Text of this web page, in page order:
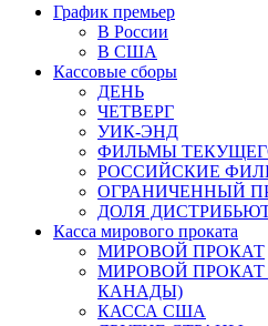
График премьер
В России
В США
Кассовые сборы
ДЕНЬ
ЧЕТВЕРГ
УИК-ЭНД
ФИЛЬМЫ
РОССИЙСКИЕ
ОГРАНИЧЕННЫЙ
ДОЛЯ
Касса мирового проката
МИРОВОЙ ПРОКАТ
МИРОВОЙ ПРОКАТ
КАНАДЫ)
КАССА США